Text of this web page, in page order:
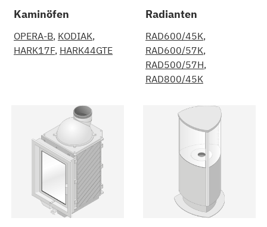
Kaminöfen
OPERA-B KODIAK
HARK17F HARK44GTE
Radianten
RAD600/45K
RAD600/57K
RAD500/57H
RAD800/45K